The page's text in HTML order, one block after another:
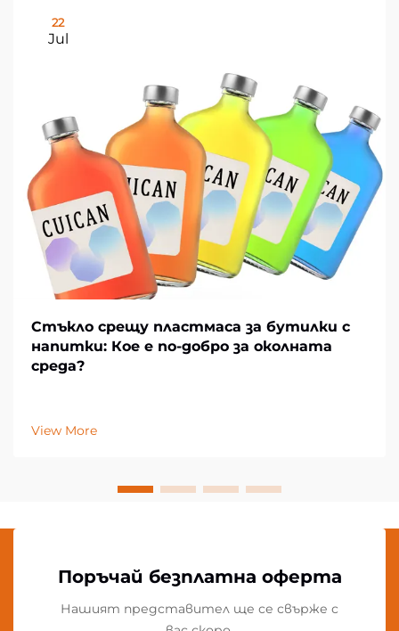
22
Jul
Стъкло срещу пластмаса за бутилки с
напитки: Кое е по-добро за околната
среда?
View More
Поръчай безплатна оферта
Нашият представител ще се свърже с